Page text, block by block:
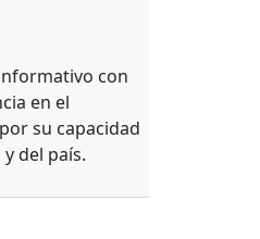
con
en el
su capacidad
del país.